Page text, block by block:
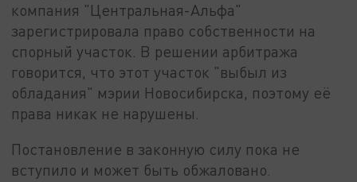
компания "Центральная-Альфа"
зарегистрировала право собственности на
спорный участок. В решении арбитража
говорится, что этот участок "выбыл из
обладания" мэрии Новосибирска, поэтому её
права никак не нарушены.
Постановление в законную силу пока не
вступило и может быть обжаловано.